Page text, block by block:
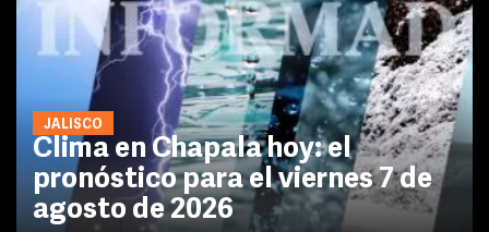
JALISCO
Clima en Chapala hoy: el
pronóstico para el viernes 7 de
agosto de 2026